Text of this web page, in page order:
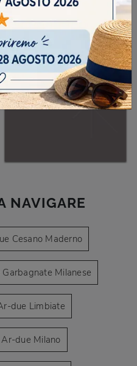
NAVIGARE
Cesano Maderno
Milanese
due Limbiate
due Milano